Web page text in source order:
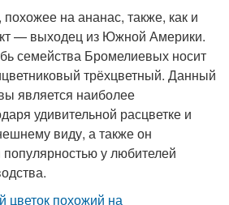
на ананас, также, как и
— выходец из Южной Америки.
семейства Бромелиевых носит
трёхцветный. Данный
является наиболее
удивительной расцветке и
виду, а также он
популярностью у любителей